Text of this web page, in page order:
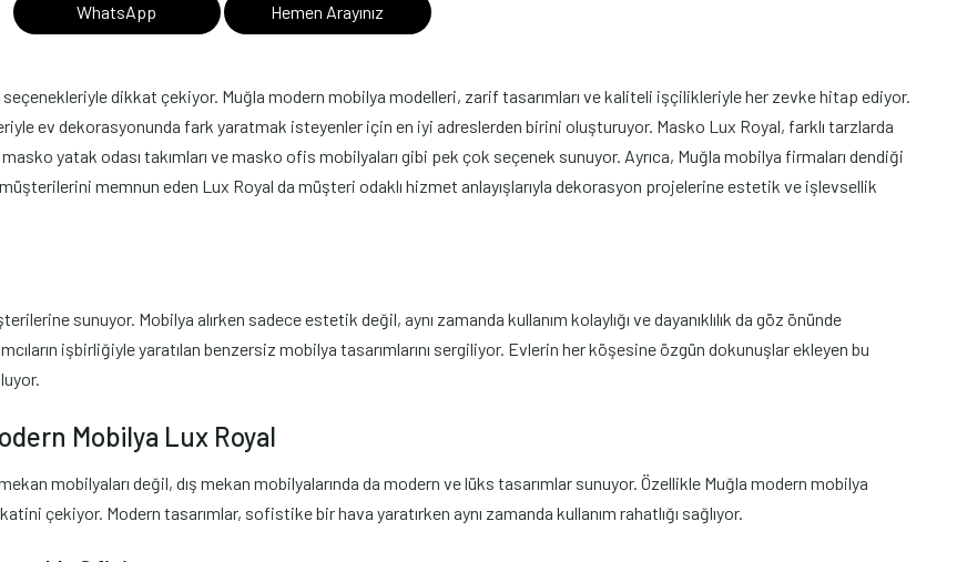
WhatsApp Hemen Arayınız
dikkat çekiyor. Muğla modern mobilya modelleri, zarif tasarımları ve kaliteli işçilikleriyle her zevke hitap ediyor.
ev dekorasyonunda fark yaratmak isteyenler için en iyi adreslerden birini oluşturuyor. Masko Lux Royal, farklı tarzlarda
yatak odası takımları ve masko ofis mobilyaları gibi pek çok seçenek sunuyor. Ayrıca, Muğla mobilya firmaları dendiği
memnun eden Lux Royal da müşteri odaklı hizmet anlayışlarıyla dekorasyon projelerine estetik ve işlevsellik
sunuyor. Mobilya alırken sadece estetik değil, aynı zamanda kullanım kolaylığı ve dayanıklılık da göz önünde
işbirliğiyle yaratılan benzersiz mobilya tasarımlarını sergiliyor. Evlerin her köşesine özgün dokunuşlar ekleyen bu
Mobilya Lux Royal
mobilyaları değil, dış mekan mobilyalarında da modern ve lüks tasarımlar sunuyor. Özellikle Muğla modern mobilya
çekiyor. Modern tasarımlar, sofistike bir hava yaratırken aynı zamanda kullanım rahatlığı sağlıyor.